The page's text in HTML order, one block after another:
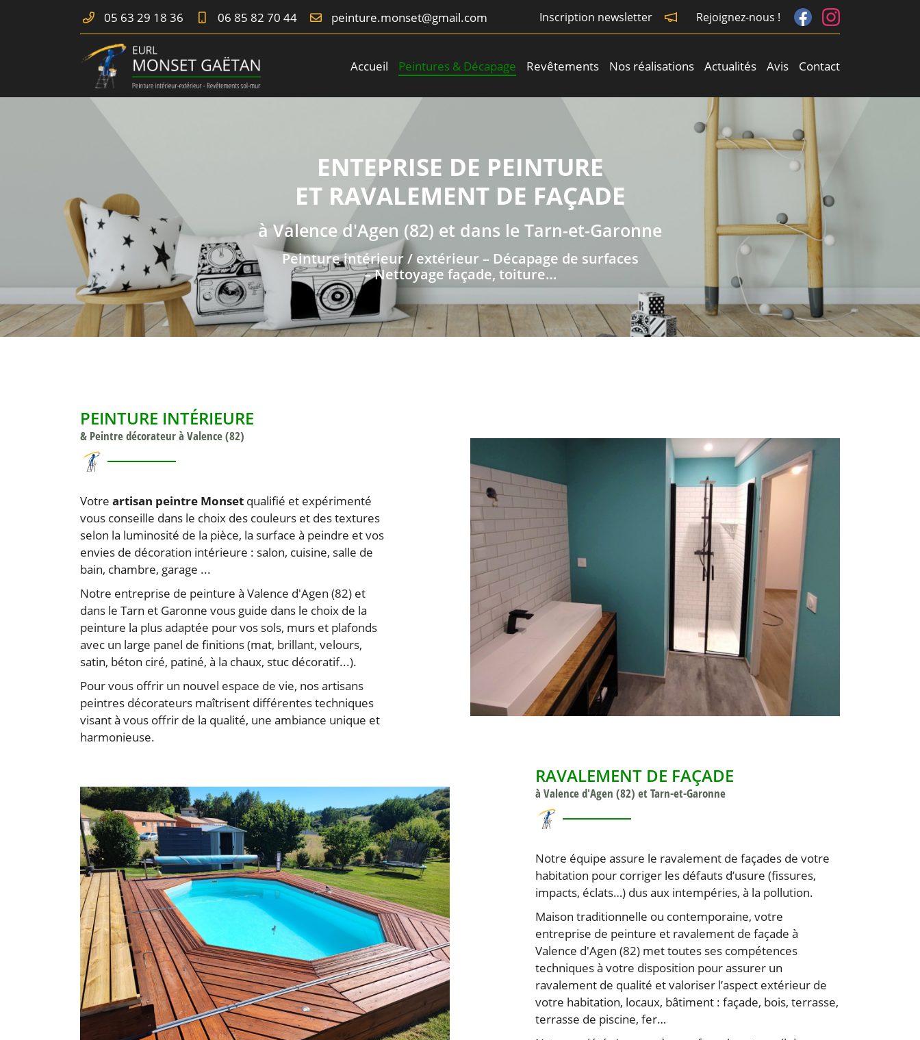
05 63 29 18 36 06 85 82 70 44 Inscription newsletter Rejoignez-nous !
Accueil Peintures & Décapage Revêtements Nos réalisations Actualités Avis Contact
10 rue de l'avenir ZA de Cabarrot
82400 Golfech
05 63 29 18 36
Adresse email de réception
En cochant cette case, vous consentez à recevoir nos propositions
commerciales à l'adresse email indiqué ci-dessus. Vous pouvez vous
désinscrire à tout moment en utilisantle formulaire de désinscription.
ENTEPRISE DE PEINTURE
ET RAVALEMENT DE FAÇADE
à Valence d'Agen (82) et dans le Tarn-et-Garonne
Peinture intérieur / extérieur – Décapage de surfaces
– Nettoyage façade, toiture…
PEINTURE INTÉRIEURE
& Peintre décorateur à Valence (82)
Votre artisan peintre Monset qualifié et expérimenté
vous conseille dans le choix des couleurs et des textures
selon la luminosité de la pièce, la surface à peindre et vos
envies de décoration intérieure : salon, cuisine, salle de
bain, chambre, garage ...
Notre entreprise de peinture à Valence d'Agen (82) et
dans le Tarn et Garonne vous guide dans le choix de la
peinture la plus adaptée pour vos sols, murs et plafonds
avec un large panel de finitions (mat, brillant, velours,
satin, béton ciré, patiné, à la chaux, stuc décoratif...).
Pour vous offrir un nouvel espace de vie, nos artisans
peintres décorateurs maîtrisent différentes techniques
visant à vous offrir de la qualité, une ambiance unique et
harmonieuse.
RAVALEMENT DE FAÇADE
à Valence d'Agen (82) et Tarn-et-Garonne
Notre équipe assure le ravalement de façades de votre
habitation pour corriger les défauts d’usure (fissures,
impacts, éclats…) dus aux intempéries, à la pollution.
Maison traditionnelle ou contemporaine, votre
entreprise de peinture et ravalement de façade à
Valence d'Agen (82) met toutes ses compétences
techniques à votre disposition pour assurer un
ravalement de qualité et valoriser l’aspect extérieur de
votre habitation, locaux, bâtiment : façade, bois, terrasse,
terrasse de piscine, fer…